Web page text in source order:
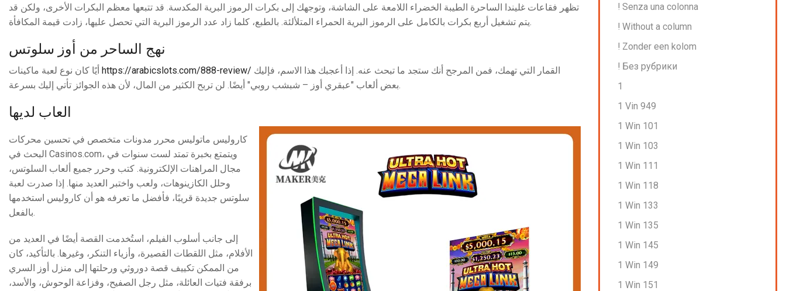
تظهر فقاعات غليندا الساحرة الطيبة الخضراء اللامعة على الشاشة، وتوجهك إلى بكرات الرموز البرية المكدسة. قد تتبعها معظم البكرات الأخرى، ولكن قد
يتم تشغيل أربع بكرات بالكامل على الرموز البرية الحمراء المتلألئة. بالطبع، كلما زاد عدد الرموز البرية التي تحصل عليها، زادت قيمة المكافأة.
نهج الساحر من أوز سلوتس
https://arabicslots.com/888-review/
بعض ألعاب "عبقري أوز – شبشب روبي" أيضًا. لن تربح الكثير من المال، لأن هذه الجوائز تأتي إليك بسرعة.
العاب لديها
كاروليس ماتوليس محرر مدونات متخصص في تحسين محركات
البحث في Casinos.com، ويتمتع بخبرة تمتد لست سنوات في
مجال المراهنات الإلكترونية. كتب وحرر جميع ألعاب السلوتس،
وحلل الكازينوهات، ولعب واختبر العديد منها. إذا صدرت لعبة
سلوتس جديدة قريبًا، فأفضل ما تعرفه هو أن كاروليس استخدمها
بالفعل.
إلى جانب أسلوب الفيلم، استُخدمت القصة أيضًا في العديد من
الأفلام، مثل اللقطات القصيرة، وأزياء التنكر، وغيرها. بالتأكيد، كان
من الممكن تكييف قصة دوروثي ورحلتها إلى منزل أوز السري
برفقة فتيات العائلة، مثل رجل الصفيح، وفزاعة الوحوش، والأسد،
! Senza una colonna
! Without a column
! Zonder een kolom
! Без рубрики
1
1 Vin 949
1 Win 101
1 Win 103
1 Win 111
1 Win 118
1 Win 133
1 Win 135
1 Win 145
1 Win 149
1 Win 151